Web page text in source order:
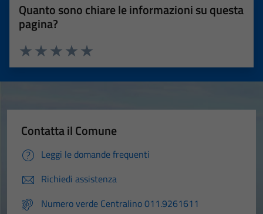
Quanto sono chiare le informazioni su questa
pagina?
Valuta 5 stelle su 5
Valuta 4 stelle su 5
Valuta 3 stelle su 5
Valuta 2 stelle su 5
Valuta 1 stelle su 5
Contatta il Comune
Leggi le domande frequenti
Richiedi assistenza
Numero verde Centralino 011.9261611